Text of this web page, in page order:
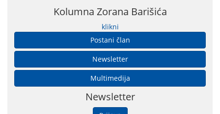
Kolumna Zorana Barišića
klikni
Postani član
Newsletter
Multimedija
Newsletter